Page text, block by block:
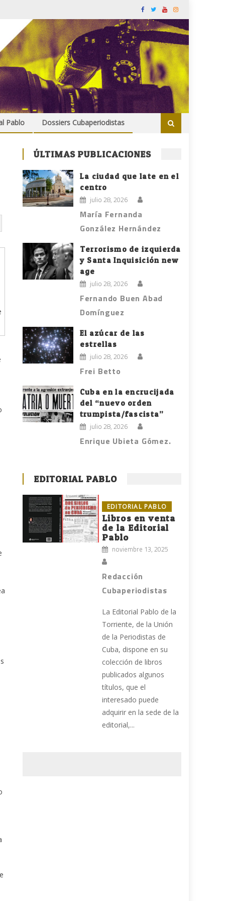
Pablo Dossiers Cubaperiodistas
ÚLTIMAS PUBLICACIONES
La ciudad que late en el
centro
julio 28, 2026
María Fernanda
González Hernández
Terrorismo de izquierda
y Santa Inquisición new
age
julio 28, 2026
Fernando Buen Abad
Domínguez
El azúcar de las
estrellas
julio 28, 2026
Frei Betto
Cuba en la encrucijada
del “nuevo orden
trumpista/fascista”
julio 28, 2026
Enrique Ubieta Gómez.
EDITORIAL PABLO
EDITORIAL PABLO
Libros en venta
de la Editorial
Pablo
noviembre 13, 2025
Redacción
Cubaperiodistas
La Editorial Pablo de la
Torriente, de la Unión
de la Periodistas de
Cuba, dispone en su
colección de libros
publicados algunos
títulos, que el
interesado puede
adquirir en la sede de la
editorial,...